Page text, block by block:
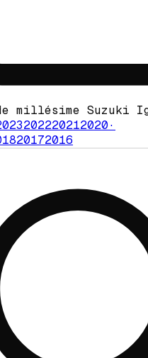
millésime Suzuki
202220212020·
20172016